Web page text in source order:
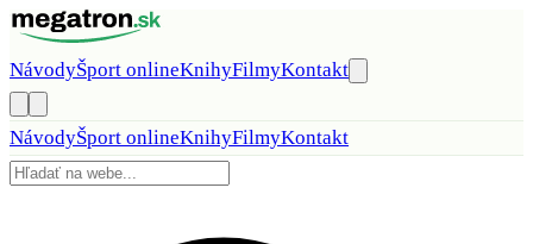
Preskočiť na obsah
NávodyŠport onlineKnihyFilmyKontakt
NávodyŠport onlineKnihyFilmyKontakt